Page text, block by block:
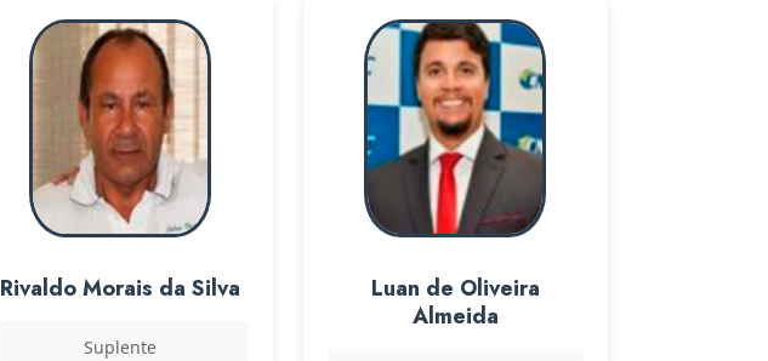
Rivaldo Morais da Silva
Suplente
Luan de Oliveira
Almeida